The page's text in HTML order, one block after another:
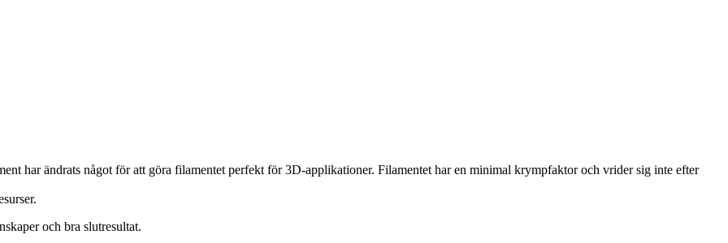
har ändrats något för att göra filamentet perfekt för 3D-applikationer. Filamentet har en minimal krympfaktor och vrider sig inte efter
och bra slutresultat.